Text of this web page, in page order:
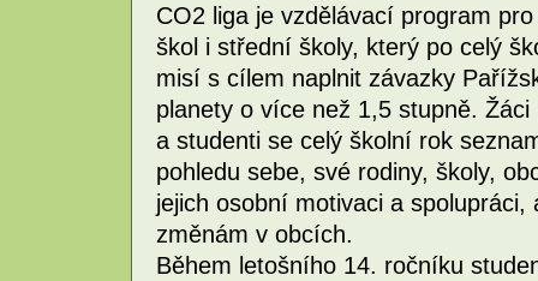
CO2 liga je vzdělávací program
škol i střední školy, který po celý
misí s cílem naplnit závazky
planety o více než 1,5 stupně. Žáci
a studenti se celý školní rok
pohledu sebe, své rodiny, školy,
jejich osobní motivaci a
změnám v obcích.
Během letošního 14. ročníku